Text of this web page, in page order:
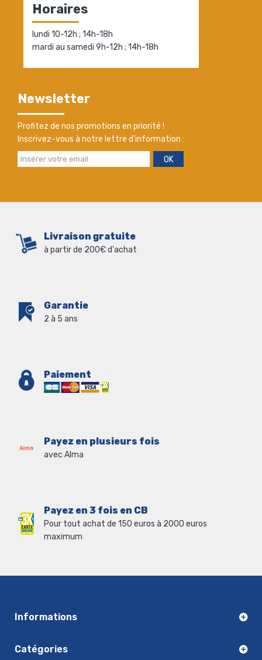
Horaires
lundi 10-12h ; 14h-18h
mardi au samedi 9h-12h ; 14h-18h
Newsletter
Profitez de nos promotions en priorité !
Inscrivez-vous à notre lettre d'information :
OK
Livraison gratuite
à partir de 200€ d'achat
Garantie
2 à 5 ans
Paiement
Payez en plusieurs fois
avec Alma
Payez en 3 fois en CB
Pour tout achat de 150 euros à 2000 euros
maximum
Informations
Catégories